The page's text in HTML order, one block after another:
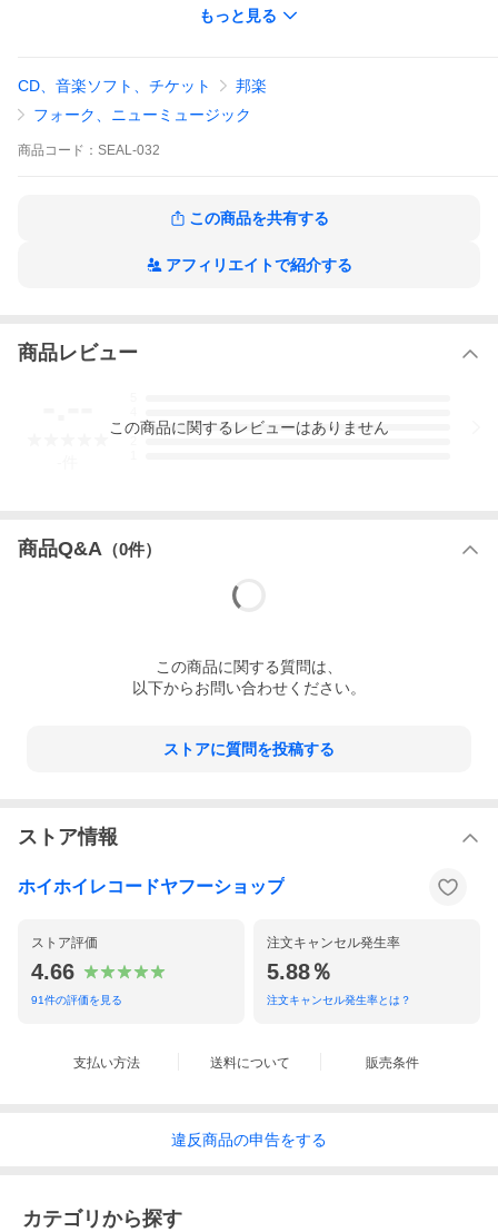
07. 君の悲しみは空を越えてやってくる
11. 煙草路地
12. 風景
13. かわいいあの娘
もっと見る
CD、音楽ソフト、チケット
邦楽
フォーク、ニューミュージック
商品 コード： SEAL-032
この商品を共有する
アフィリエイトで紹介する
商品レビュー
3
この商品に関するレビューはありません
商品Q&A （0件）
この商品に関する質問は、
以下からお問い合わせください。
ストアに質問を投稿する
ストア情報
ホイホイレコードヤフーショップ
ストア評価
4.66
91件の評価を見る
注文キャンセル発生率
5.88％
注文キャンセル発生率とは？
支払い方法 送料について 販売条件
違反商品の申告をする
カテゴリから探す